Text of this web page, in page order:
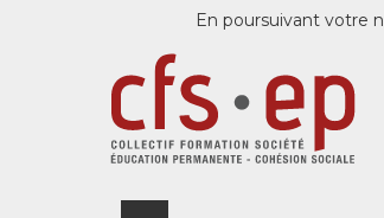
En poursuivant votre